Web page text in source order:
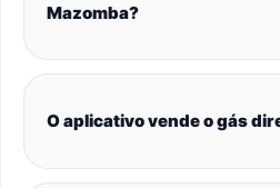
Mazomba?
O aplicativo vende o gás